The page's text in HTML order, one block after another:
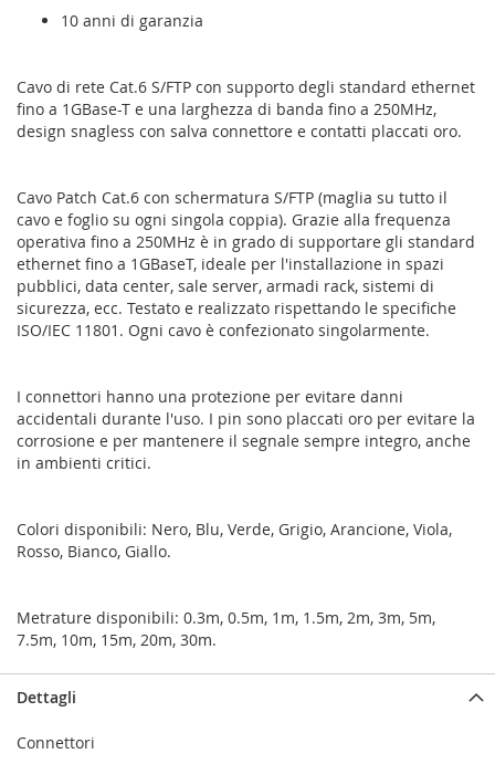
10 anni di garanzia
Cavo di rete Cat.6 S/FTP con supporto degli standard ethernet
fino a 1GBase-T e una larghezza di banda fino a 250MHz,
design snagless con salva connettore e contatti placcati oro.
Cavo Patch Cat.6 con schermatura S/FTP (maglia su tutto il
cavo e foglio su ogni singola coppia). Grazie alla frequenza
operativa fino a 250MHz è in grado di supportare gli standard
ethernet fino a 1GBaseT, ideale per l'installazione in spazi
pubblici, data center, sale server, armadi rack, sistemi di
sicurezza, ecc. Testato e realizzato rispettando le specifiche
ISO/IEC 11801. Ogni cavo è confezionato singolarmente.
I connettori hanno una protezione per evitare danni
accidentali durante l'uso. I pin sono placcati oro per evitare la
corrosione e per mantenere il segnale sempre integro, anche
in ambienti critici.
Colori disponibili: Nero, Blu, Verde, Grigio, Arancione, Viola,
Rosso, Bianco, Giallo.
Metrature disponibili: 0.3m, 0.5m, 1m, 1.5m, 2m, 3m, 5m,
7.5m, 10m, 15m, 20m, 30m.
Dettagli
Connettori